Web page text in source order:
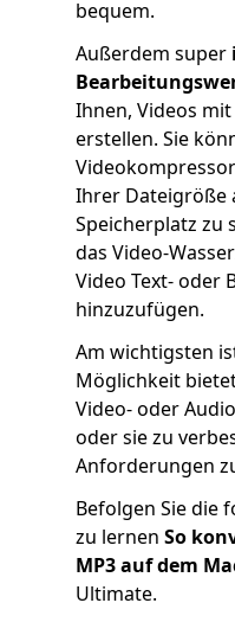
bequem.
Außerdem super
Ihnen, Videos
erstellen. Sie
Ihrer Dateigröße
Speicherplatz zu
das Video-
Video Text- oder
hinzuzufügen.
Am wichtigsten
Möglichkeit
Video- oder
oder sie zu
Anforderungen
Befolgen Sie die
zu lernen So
MP3 auf dem
Ultimate.